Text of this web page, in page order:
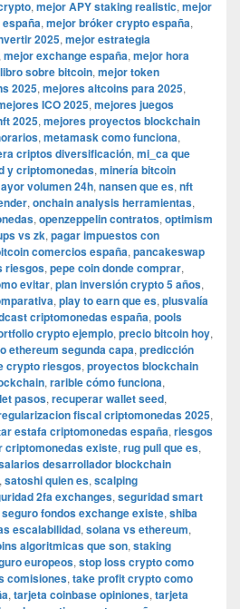
, mejor APY staking realistic, mejor
, mejor bróker crypto españa,
2025, mejor estrategia
mejor exchange españa, mejor hora
sobre bitcoin, mejor token
2025, mejores altcoins para 2025,
ICO 2025, mejores juegos
2025, mejores proyectos blockchain
, metamask como funciona,
criptos diversificación, mi_ca que
y criptomonedas, minería bitcoin
volumen 24h, nansen que es, nft
, onchain analysis herramientas,
, openzeppelin contratos, optimism
vs zk, pagar impuestos con
comercios españa, pancakeswap
riesgos, pepe coin donde comprar,
evitar, plan inversión crypto 5 años,
, play to earn que es, plusvalía
criptomonedas españa, pools
crypto ejemplo, precio bitcoin hoy,
ethereum segunda capa, predicción
crypto riesgos, proyectos blockchain
, rarible cómo funciona,
pasos, recuperar wallet seed,
fiscal criptomonedas 2025,
estafa criptomonedas españa, riesgos
criptomonedas existe, rug pull que es,
desarrollador blockchain
, satoshi quien es, scalping
2fa exchanges, seguridad smart
seguro fondos exchange existe, shiba
escalabilidad, solana vs ethereum,
algoritmicas que son, staking
europeos, stop loss crypto como
comisiones, take profit crypto como
, tarjeta coinbase opiniones, tarjeta